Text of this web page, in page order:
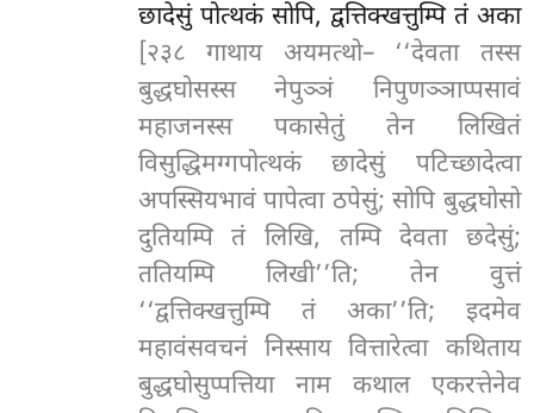
छादेसुं पोत्थकं सोपि, द्वत्तिक्खत्तुम्पि तं अका
[२३८ गाथाय अयमत्थो– ‘‘देवता तस्स
बुद्धघोसस्स नेपुञ्ञं निपुणञ्ञाप्पसावं
महाजनस्स पकासेतुं तेन लिखितं
विसुद्धिमग्गपोत्थकं छादेसुं पटिच्छादेत्वा
अपस्सियभावं पापेत्वा ठपेसुं; सोपि बुद्धघोसो
दुतियम्पि तं लिखि, तम्पि देवता छदेसुं;
ततियम्पि लिखी’’ति; तेन वुत्तं
‘‘द्वत्तिक्खत्तुम्पि तं अका’’ति; इदमेव
महावंसवचनं निस्साय वित्तारेत्वा कथिताय
बुद्धघोसुप्पत्तिया नाम कथाल एकरत्तेनेव